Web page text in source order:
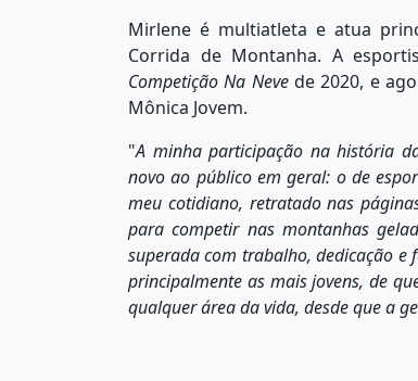
Mirlene é multiatleta e atua
Corrida de Montanha. A
Competição Na Nevede 2020, e
Mônica Jovem.
"A minha participação nahistória
novo ao público em geral: o de
meu cotidiano, retratado nas pá
para competir nas montanhas
superada com trabalho, dedicação e
principalmente as mais jovens, de
qualquer área da vida, desde que a